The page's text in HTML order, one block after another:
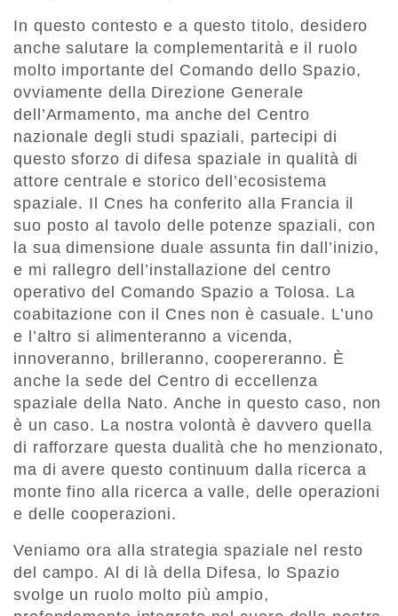
In questo contesto e a questo titolo, desidero
anche salutare la complementarità e il ruolo
molto importante del Comando dello Spazio,
ovviamente della Direzione Generale
dell’Armamento, ma anche del Centro
nazionale degli studi spaziali, partecipi di
questo sforzo di difesa spaziale in qualità di
attore centrale e storico dell’ecosistema
spaziale. Il Cnes ha conferito alla Francia il
suo posto al tavolo delle potenze spaziali, con
la sua dimensione duale assunta fin dall’inizio,
e mi rallegro dell’installazione del centro
operativo del Comando Spazio a Tolosa. La
coabitazione con il Cnes non è casuale. L’uno
e l’altro si alimenteranno a vicenda,
innoveranno, brilleranno, coopereranno. È
anche la sede del Centro di eccellenza
spaziale della Nato. Anche in questo caso, non
è un caso. La nostra volontà è davvero quella
di rafforzare questa dualità che ho menzionato,
ma di avere questo continuum dalla ricerca a
monte fino alla ricerca a valle, delle operazioni
e delle cooperazioni.
Veniamo ora alla strategia spaziale nel resto
del campo. Al di là della Difesa, lo Spazio
svolge un ruolo molto più ampio,